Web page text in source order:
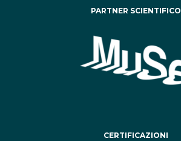
PARTNER SCIENTIFICO
CERTIFICAZIONI